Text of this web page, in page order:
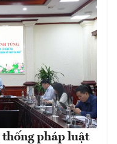
thống pháp luật